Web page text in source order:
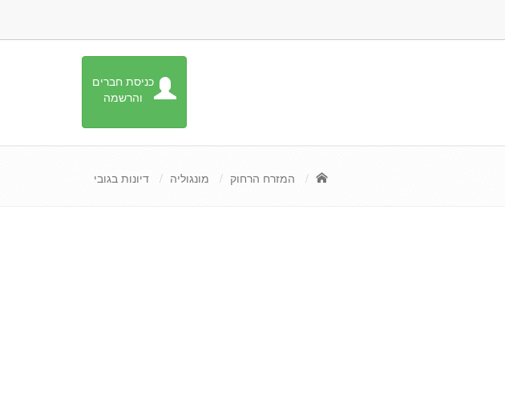
כניסת חברים
והרשמה
המזרח הרחוק מונגוליה דיונות בגובי